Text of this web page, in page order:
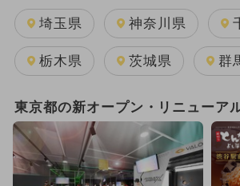
2025年11月のイベント
2026年1月のイベント
2026年8月のイベント ワ
2026年7月のイベント ク
埼玉県 神奈川県
栃木県 茨城県 群
東京都の新オープン・リニューア